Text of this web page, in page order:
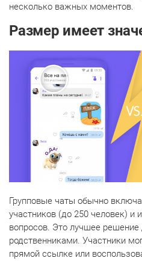
несколько важных моментов.
Размер имеет
Групповые чаты обычно
участников (до 250 человек) и
вопросов. Это лучшее
родственниками. Участники
прямой ссылке или